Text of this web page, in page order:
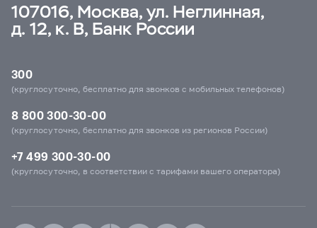
107016, Москва, ул. Неглинная,
д. 12, к. В, Банк России
300
(круглосуточно, бесплатно для звонков с мобильных телефонов)
8 800 300-30-00
(круглосуточно, бесплатно для звонков из регионов России)
+7 499 300-30-00
(круглосуточно, в соответствии с тарифами вашего оператора)